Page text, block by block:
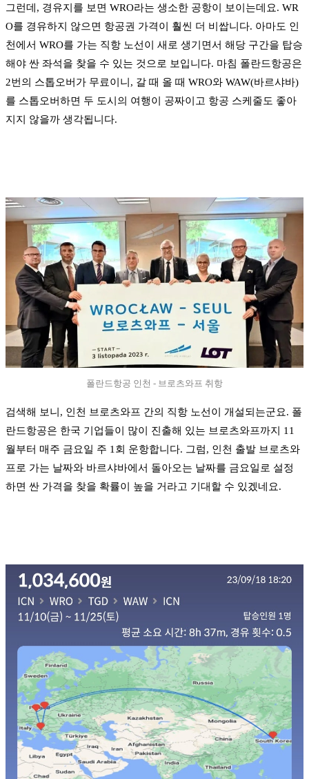
그런데, 경유지를 보면 WRO라는 생소한 공항이 보이는데요. WR
O를 경유하지 않으면 항공권 가격이 훨씬 더 비쌉니다. 아마도 인
천에서 WRO를 가는 직항 노선이 새로 생기면서 해당 구간을 탑승
해야 싼 좌석을 찾을 수 있는 것으로 보입니다. 마침 폴란드항공은
2번의 스톱오버가 무료이니, 갈 때 올 때 WRO와 WAW(바르샤바)
를 스톱오버하면 두 도시의 여행이 공짜이고 항공 스케줄도 좋아
지지 않을까 생각됩니다.
폴란드항공 인천 - 브로츠와프 취항
검색해 보니, 인천 브로츠와프 간의 직항 노선이 개설되는군요. 폴
란드항공은 한국 기업들이 많이 진출해 있는 브로츠와프까지 11
월부터 매주 금요일 주 1회 운항합니다. 그럼, 인천 출발 브로츠와
프로 가는 날짜와 바르샤바에서 돌아오는 날짜를 금요일로 설정
하면 싼 가격을 찾을 확률이 높을 거라고 기대할 수 있겠네요.